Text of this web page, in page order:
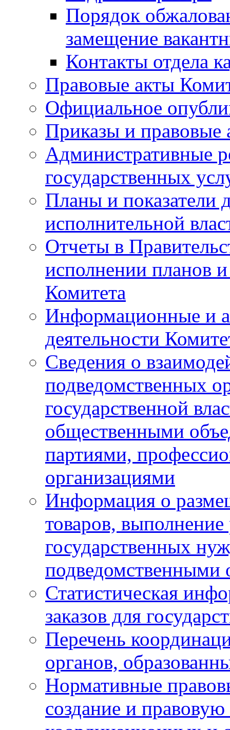
Порядок
замещение
Контакты отдела
Правовые акты
Официальное
Приказы и правовые
Административные
государственных
Планы и показатели
исполнительной
Отчеты в
исполнении планов и
Комитета
Информационные и
деятельности
Сведения о
подведомственных
государственной
общественными
партиями,
организациями
Информация о
товаров, выполнение
государственных
подведомственными
Статистическая
заказов для
Перечень
органов,
Нормативные
создание и